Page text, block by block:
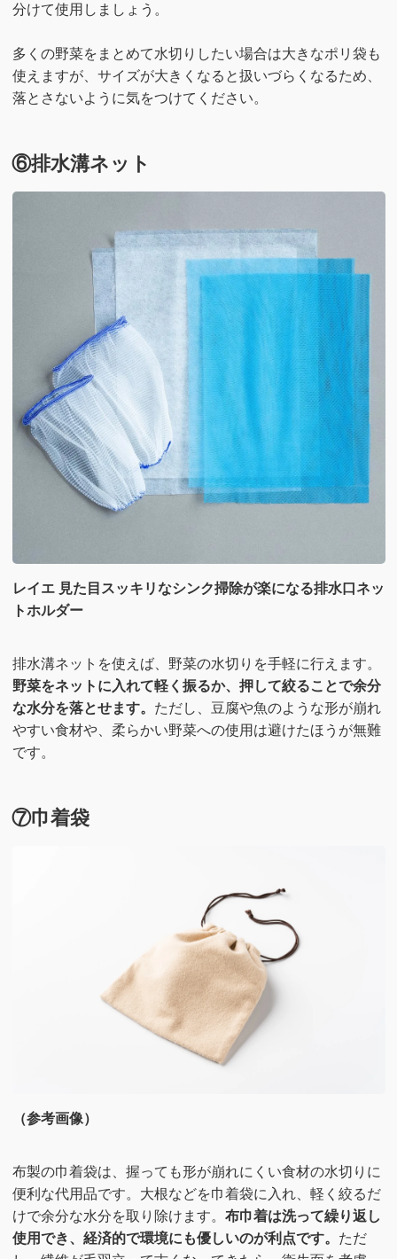
分けて使用しましょう。
多くの野菜をまとめて水切りしたい場合は大きなポリ袋も
使えますが、サイズが大きくなると扱いづらくなるため、
落とさないように気をつけてください。
⑥排水溝ネット
レイエ 見た目スッキリなシンク掃除が楽になる排水口ネッ
トホルダー
排水溝ネットを使えば、野菜の水切りを手軽に行えます。
野菜をネットに入れて軽く振るか、押して絞ることで余分
な水分を落とせます。 ただし、豆腐や魚のような形が崩れ
やすい食材や、柔らかい野菜への使用は避けたほうが無難
です。
⑦巾着袋
（参考画像）
布製の巾着袋は、握っても形が崩れにくい食材の水切りに
便利な代用品です。大根などを巾着袋に入れ、軽く絞るだ
けで余分な水分を取り除けます。 布巾着は洗って繰り返し
使用でき、経済的で環境にも優しいのが利点です。 ただ